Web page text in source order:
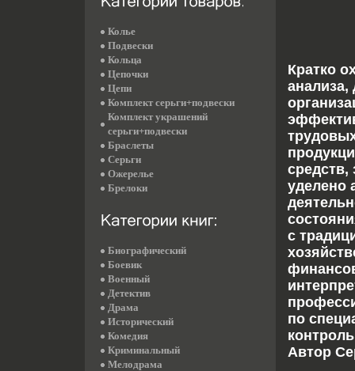
Кратко
анализа,
средств,
уделено
с
по
Автор
Колье
Подвески
Кольца
Цепочки
Цепи
Комплект серьги+подвески
Комплект украшений
серьги+подвески
Браслеты
Серьги
Ожерелье
Брелоки
Биографический
Боевик
Военный
Детектив
Драма
Исторический
Комедия
Криминальный
Мелодрама